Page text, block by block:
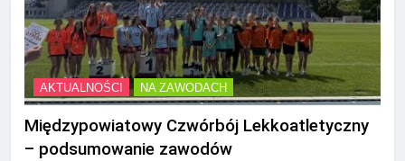
AKTUALNOŚCI NA ZAWODACH
Międzypowiatowy Czwórbój Lekkoatletyczny
– podsumowanie zawodów